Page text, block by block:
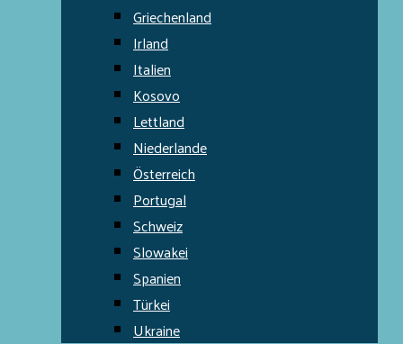
Griechenland
Irland
Italien
Kosovo
Lettland
Niederlande
Österreich
Portugal
Schweiz
Slowakei
Spanien
Türkei
Ukraine